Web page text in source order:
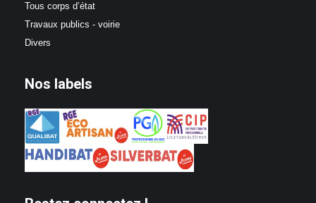
Tous corps d’état
Travaux publics - voirie
Divers
Nos labels